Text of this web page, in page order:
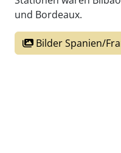
und Bordeaux.
Bilder Spanien/